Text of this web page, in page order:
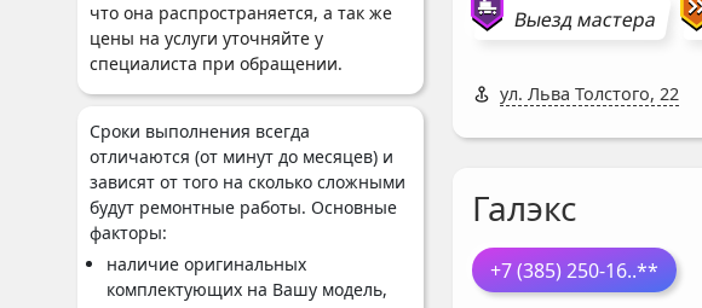
что она распространяется, а так же
цены на услуги уточняйте у
специалиста при обращении.
Сроки выполнения всегда
отличаются (от минут до месяцев) и
зависят от того на сколько сложными
будут ремонтные работы. Основные
факторы:
наличие оригинальных
комплектующих на Вашу модель,
Выезд мастера
ул. Льва Толстого, 22
Галэкс
+7 (385) 250-16..**